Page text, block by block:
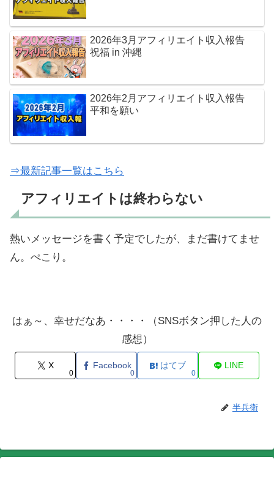
2026年3月アフィリエイト収入報告
祝福 in 沖縄
2026年2月アフィリエイト収入報告
平和を願い
⇒最新記事一覧はこちら
アフィリエイトは終わらない
熱いメッセージを書く予定でしたが、まだ書けてませ
ん。ぺこり。
はぁ～、幸せだなあ・・・・（SNSボタン押した人の
感想）
X
0
Facebook
0
はてブ
0
LINE
半兵衛